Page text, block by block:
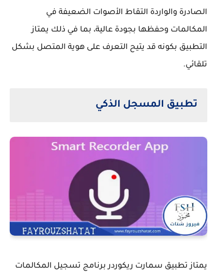
الصادرة والواردة التقاط الأصوات الضعيفة في
المكالمات وحفظها بجودة عالية، بما في ذلك يمتاز
التطبيق بكونه قد يتيح التعرف على هوية المتصل بشكل
تلقائي.
تطبيق المسجل الذكي
يمتاز تطبيق سمارت ريكوردر برنامج تسجيل المكالمات